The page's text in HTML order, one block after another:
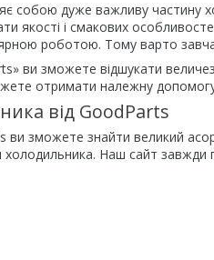
собою дуже важливу частину
якості і смакових
роботою. Тому варто
ви зможете відшукати
отримати належну допомогу
від GoodParts
ви зможете знайти великий
Наш сайт завжди